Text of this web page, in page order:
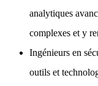
analytiques
complexes et y
Ingénieurs en
outils et